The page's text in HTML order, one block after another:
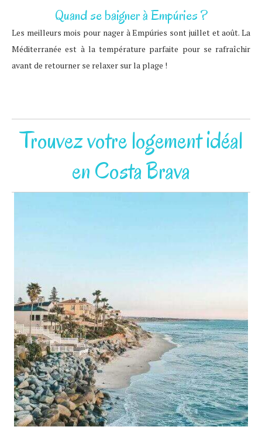
Quand se baigner à Empúries ?
Les meilleurs mois pour nager à Empúries sont juillet et août. La
Méditerranée est à la température parfaite pour se rafraîchir
avant de retourner se relaxer sur la plage !
Trouvez votre logement idéal
en Costa Brava